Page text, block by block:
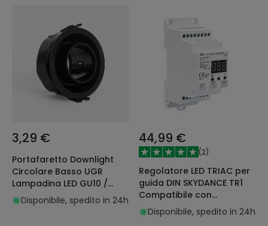
3,29 €
Portafaretto Downlight
Circolare Basso UGR
Lampadina LED GU10 /
GU5.3 Foro Ø75 mm Suefix
Disponibile, spedito in 24h
44,99 €
(2)
Regolatore LED TRIAC per
guida DIN SKYDANCE TR1
Compatibile con
telecomando RF e
pulsante
Disponibile, spedito in 24h